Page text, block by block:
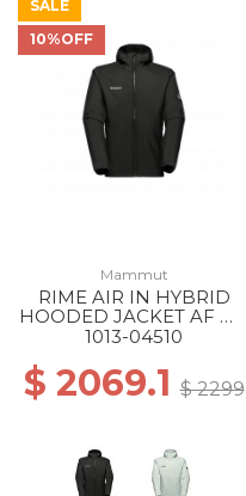
SALE
10%OFF
Mammut
RIME AIR IN HYBRID
HOODED JACKET AF MS
0001 BLACK
1013-04510
$ 2069.1$ 2299